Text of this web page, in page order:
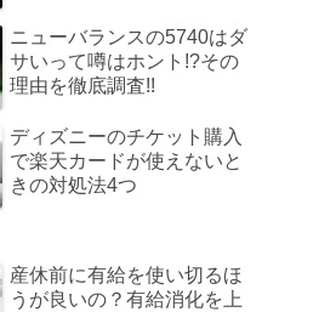
ニューバランスの5740はダ
サいって噂はホント!?その
理由を徹底調査!!
ディズニーのチケット購入
で楽天カードが使えないと
きの対処法4つ
産休前に有給を使い切るほ
うが良いの？有給消化を上